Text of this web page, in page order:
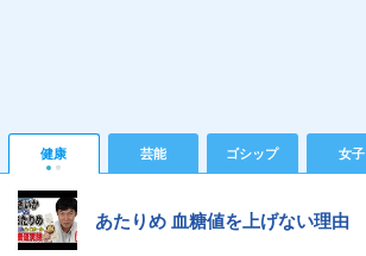
健康 芸能 ゴシップ 女子
あたりめ 血糖値を上げない理由